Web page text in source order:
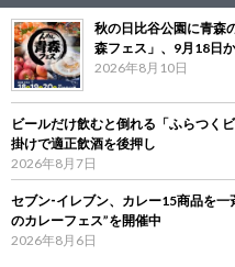
秋の日比谷公園に青
森フェス」、9月18日
2026年8月10日
ビールだけ飲むと倒れる「ふらつく
掛けで適正飲酒を後押し
2026年8月7日
セブン‐イレブン、カレー15商品を
のカレーフェス”を開催中
2026年8月6日